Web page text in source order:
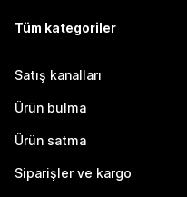
Tüm kategoriler
Satış kanalları
Ürün bulma
Ürün satma
Siparişler ve kargo